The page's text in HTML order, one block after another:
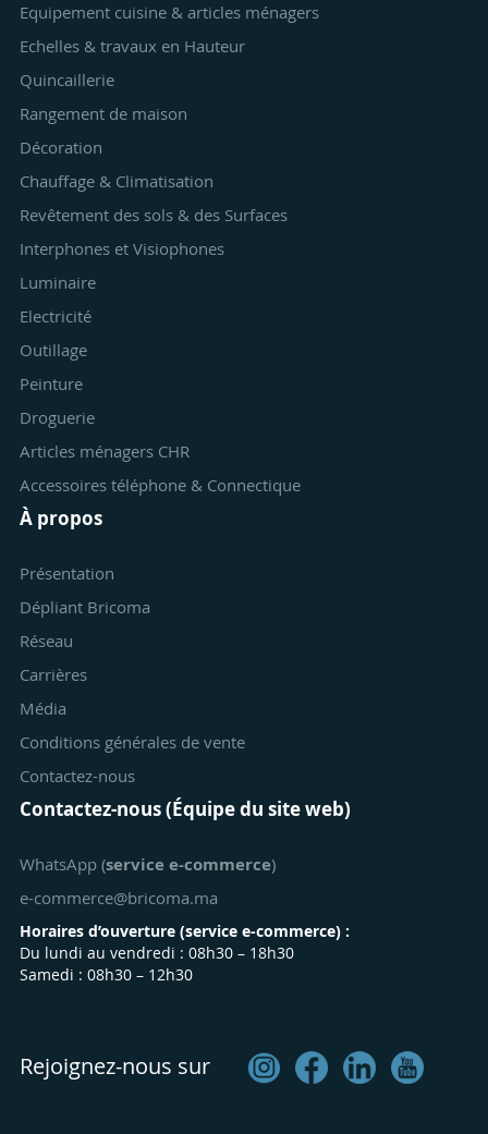
Equipement cuisine & articles ménagers
Echelles & travaux en Hauteur
Quincaillerie
Rangement de maison
Décoration
Chauffage & Climatisation
Revêtement des sols & des Surfaces
Interphones et Visiophones
Luminaire
Electricité
Outillage
Peinture
Droguerie
Articles ménagers CHR
Accessoires téléphone & Connectique
À propos
Présentation
Dépliant Bricoma
Réseau
Carrières
Média
Conditions générales de vente
Contactez-nous
Contactez-nous (Équipe du site web)
WhatsApp (service e-commerce)
e-commerce@bricoma.ma
Horaires d’ouverture (service e-commerce) :
Du lundi au vendredi : 08h30 – 18h30
Samedi : 08h30 – 12h30
Rejoignez-nous sur